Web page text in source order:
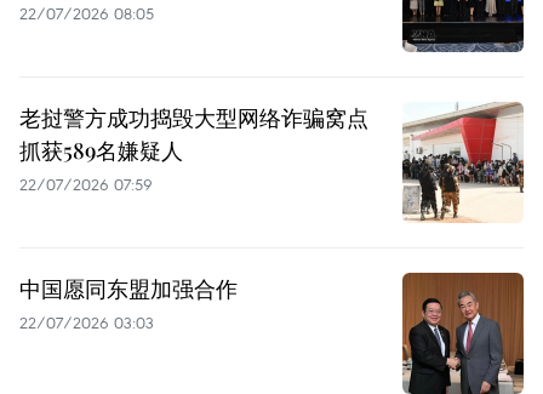
22/07/2026 08:05
老挝警方成功捣毁大型网络诈骗窝点
抓获589名嫌疑人
22/07/2026 07:59
中国愿同东盟加强合作
22/07/2026 03:03